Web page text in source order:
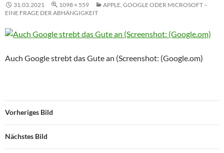
31.03.2021 1098 × 559
APPLE, GOOGLE ODER MICROSOFT –
EINE FRAGE DER ABHÄNGIGKEIT
Auch Google strebt das Gute an (Screenshot: (Google.om)
Vorheriges Bild
Nächstes Bild